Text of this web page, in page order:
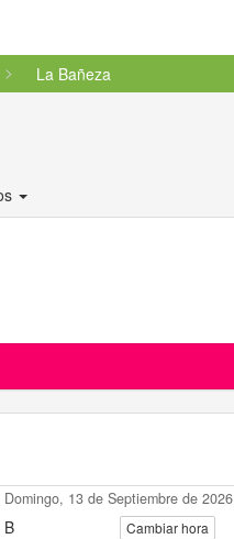
La Bañeza
Domingo, 13 de Septiembre de 2026
B Cambiar hora